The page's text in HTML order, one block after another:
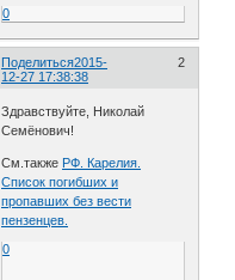
0
Поделиться 2
2015-
12-27 17:38:38
Здравствуйте, Николай
Семёнович!
См.также РФ. Карелия.
Список погибших и
пропавших без вести
пензенцев.
0